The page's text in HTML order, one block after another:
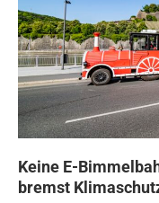
Keine E-
bremst